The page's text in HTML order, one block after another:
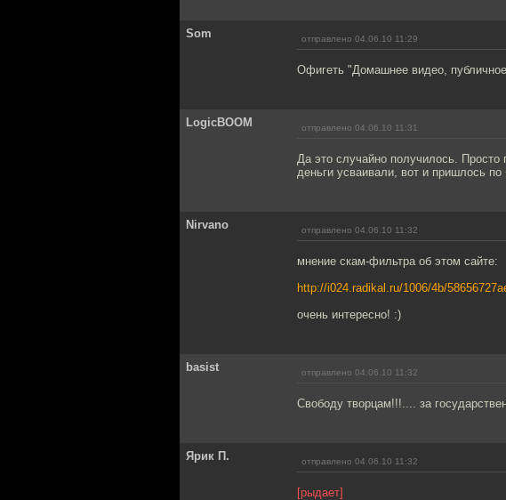
Som отправлено 04.06.10 11:29
Офигеть "Домашнее видео,
LogicBOOM отправлено 04.06.10 11:31
Да это случайно получилось. Просто
деньги усваивали, вот и пришлось
Nirvano отправлено 04.06.10 11:32
мнение скам-фильтра об этом сайте:
http://i024.radikal.ru/1006/4b/
очень интересно! :)
basist отправлено 04.06.10 11:32
Свободу творцам!!!.... за
Ярик П. отправлено 04.06.10 11:32
[рыдает]